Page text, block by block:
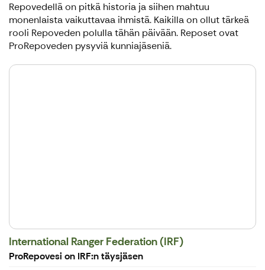
Repovedellä on pitkä historia ja siihen mahtuu
monenlaista vaikuttavaa ihmistä. Kaikilla on ollut tärkeä
rooli Repoveden polulla tähän päivään. Reposet ovat
ProRepoveden pysyviä kunniajäseniä.
International Ranger Federation (IRF)
ProRepovesi on IRF:n täysjäsen